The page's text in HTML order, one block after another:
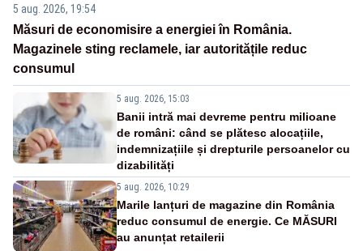
5 aug. 2026, 19:54
Măsuri de economisire a energiei în România.
Magazinele sting reclamele, iar autoritățile reduc
consumul
5 aug. 2026, 15:03
Banii intră mai devreme pentru milioane
de români: când se plătesc alocațiile,
indemnizațiile și drepturile persoanelor cu
dizabilități
5 aug. 2026, 10:29
Marile lanțuri de magazine din România
reduc consumul de energie. Ce MĂSURI
au anunțat retailerii